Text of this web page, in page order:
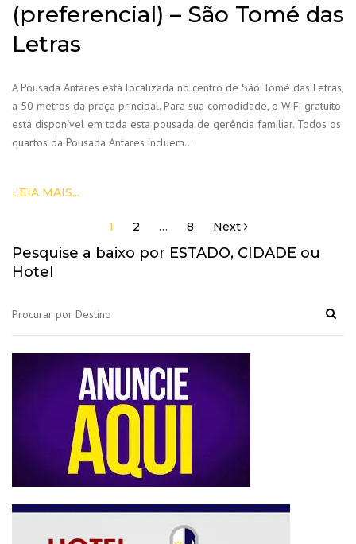
(preferencial) – São Tomé das
Letras
A Pousada Antares está localizada no centro de São Tomé das Letras,
a 50 metros da praça principal. Para sua comodidade, o WiFi gratuito
está disponível em toda esta pousada de gerência familiar. Todos os
quartos da Pousada Antares incluem…
LEIA MAIS...
por
posts
1 2 … 8 Next
Pesquise a baixo por ESTADO, CIDADE ou
Hotel